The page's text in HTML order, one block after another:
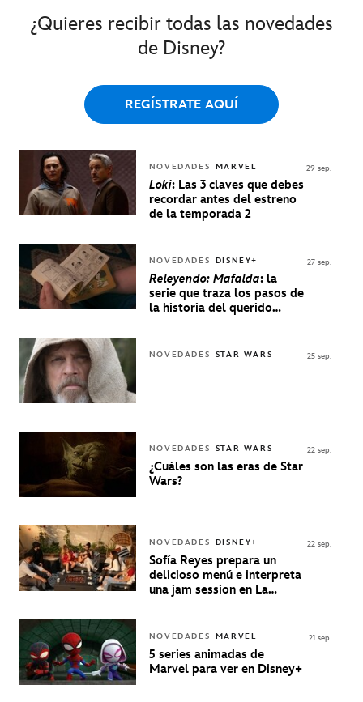
¿Quieres recibir todas las novedades
de Disney?
REGÍSTRATE AQUÍ
NOVEDADES MARVEL
Loki: Las 3 claves que debes
recordar antes del estreno
de la temporada 2
29 sep.
NOVEDADES DISNEY+
Releyendo: Mafalda: la
serie que traza los pasos de
la historia del querido
27 sep.
NOVEDADES STAR WARS 25 sep.
NOVEDADES STAR WARS
¿Cuáles son las eras de Star
Wars?
22 sep.
NOVEDADES DISNEY+
Sofía Reyes prepara un
delicioso menú e interpreta
una jam session en La
22 sep.
NOVEDADES MARVEL
5 series animadas de
Marvel para ver en Disney+
21 sep.